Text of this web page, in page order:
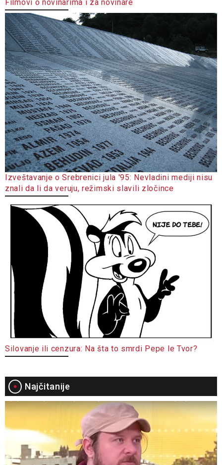
Filmovi o novinarima i za novinare
Izveštavanje o Srebrenici jula '95: Nevladini mediji nisu
znali da li da veruju, režimski slavili zločince
Silovanje ili cenzura: Na šta to smrdi Pepe le Tvor?
Najčitanije